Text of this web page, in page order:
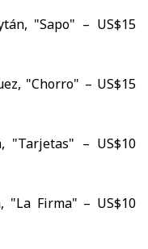
"Sapo" – US$15
"Chorro" – US$15
"Tarjetas" – US$10
"La Firma" – US$10